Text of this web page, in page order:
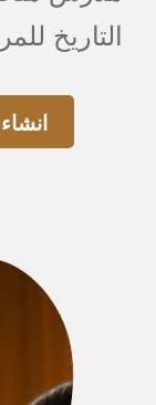
التاريخ